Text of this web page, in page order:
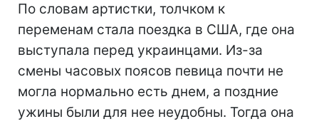
По словам артистки, толчком к
переменам стала поездка в США, где она
выступала перед украинцами. Из-за
смены часовых поясов певица почти не
могла нормально есть днем, а поздние
ужины были для нее неудобны. Тогда она